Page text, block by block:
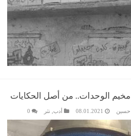
الوحدات.. من أصل الحكايات
حسين 08.01.2021 أدب نثر 0